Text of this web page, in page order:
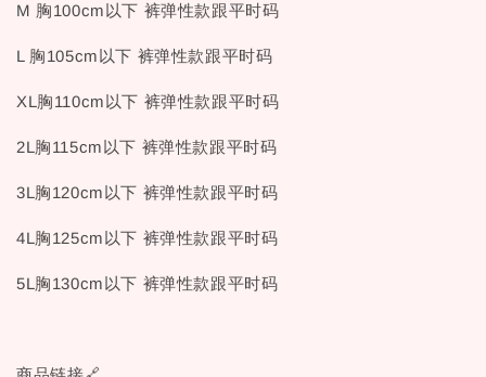
M 胸100cm以下 裤弹性款跟平时码
L 胸105cm以下 裤弹性款跟平时码
XL胸110cm以下 裤弹性款跟平时码
2L胸115cm以下 裤弹性款跟平时码
3L胸120cm以下 裤弹性款跟平时码
4L胸125cm以下 裤弹性款跟平时码
5L胸130cm以下 裤弹性款跟平时码